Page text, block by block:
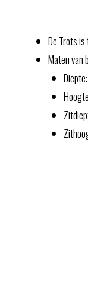
De Trots
Maten van